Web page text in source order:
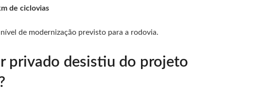
de ciclovias
de modernização previsto para a rodovia.
privado desistiu do projeto